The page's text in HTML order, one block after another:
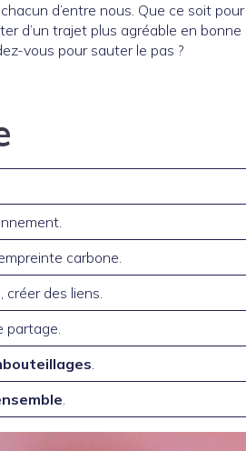
d’entre nous. Que ce soit pour
d’un trajet plus agréable en bonne
vous pour sauter le pas ?
carbone.
créer des liens.
partage.
.
.